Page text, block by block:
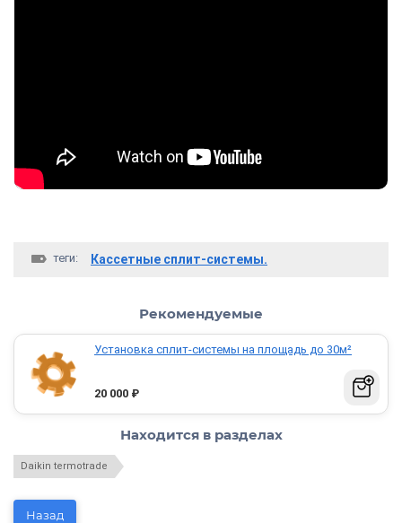
теги: Кассетные сплит-системы.
Рекомендуемые
Установка сплит-системы на площадь до 30м²
20 000 ₽
Находится в разделах
Daikin termotrade
Назад